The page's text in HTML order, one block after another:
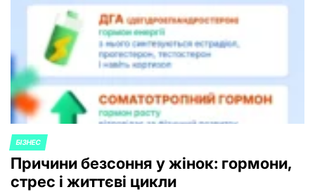
POSTED
IN
БІЗНЕС
Причини безсоння у жінок: гормони,
стрес і життєві цикли